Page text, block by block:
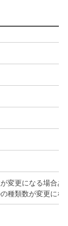
変更になる場合あ
種類数が変更にな